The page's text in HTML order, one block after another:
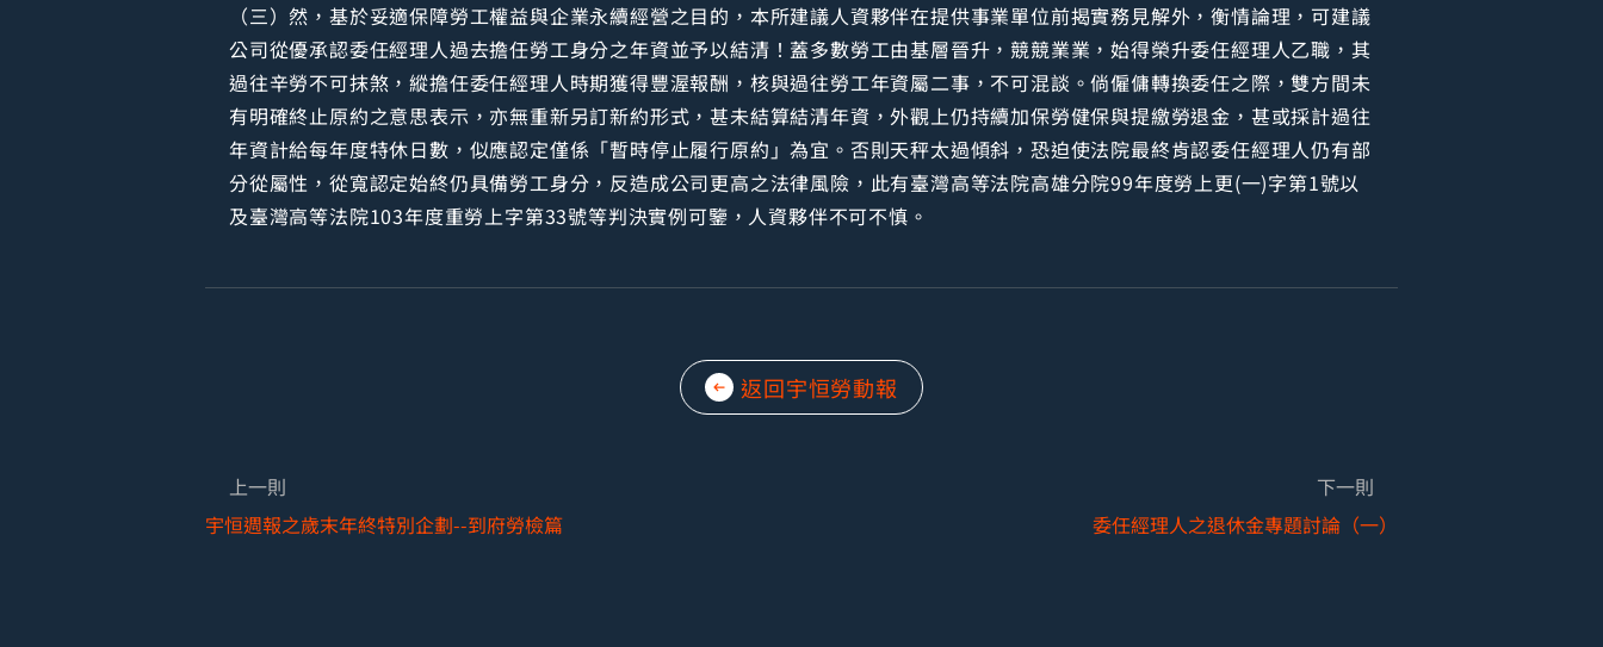
（三）然，基於妥適保障勞工權益與企業永續經營之目的，本所建議人資夥伴在提供事業單位前揭實務見解外，衡情論理，可建議
公司從優承認委任經理人過去擔任勞工身分之年資並予以結清！蓋多數勞工由基層晉升，競競業業，始得榮升委任經理人乙職，其
過往辛勞不可抹煞，縱擔任委任經理人時期獲得豐渥報酬，核與過往勞工年資屬二事，不可混談。倘僱傭轉換委任之際，雙方間未
有明確終止原約之意思表示，亦無重新另訂新約形式，甚未結算結清年資，外觀上仍持續加保勞健保與提繳勞退金，甚或採計過往
年資計給每年度特休日數，似應認定僅係「暫時停止履行原約」為宜。否則天秤太過傾斜，恐迫使法院最終肯認委任經理人仍有部
分從屬性，從寬認定始終仍具備勞工身分，反造成公司更高之法律風險，此有臺灣高等法院高雄分院99年度勞上更(一)字第1號以
及臺灣高等法院103年度重勞上字第33號等判決實例可鑒，人資夥伴不可不慎。
返回宇恒勞動報
上一則
宇恒週報之歲末年終特別企劃--到府勞檢篇
下一則
委任經理人之退休金專題討論（一）